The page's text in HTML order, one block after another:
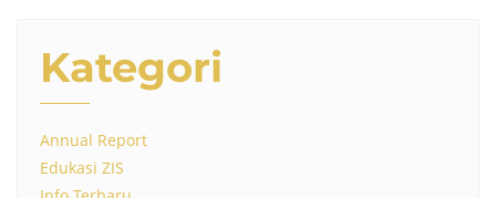
Kategori
Annual Report
Edukasi ZIS